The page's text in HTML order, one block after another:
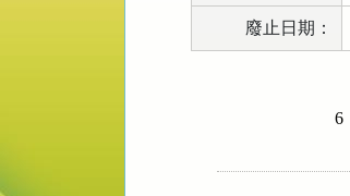
廢止日期：
6